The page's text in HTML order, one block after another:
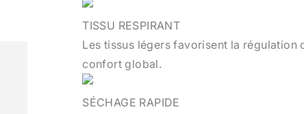
TISSU RESPIRANT
Les tissus légers favorisent la régulation
confort global.
SÉCHAGE RAPIDE